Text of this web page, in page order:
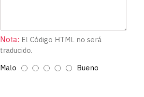
Nota: El Código HTML no será
traducido.
Malo Bueno